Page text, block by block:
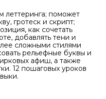
леттеринга; поможет
гротеск и скрипт;
как сочетать
добавлять тени и
сложными стилями
рельефные буквы и
афиш, а также
12 пошаговых уроков